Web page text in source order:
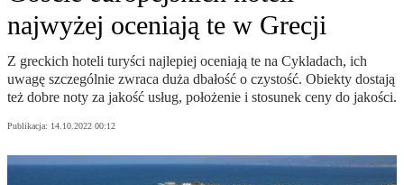
najwyżej oceniają te w Grecji
Z greckich hoteli turyści najlepiej oceniają te na Cykladach, ich
uwagę szczególnie zwraca duża dbałość o czystość. Obiekty dostają
też dobre noty za jakość usług, położenie i stosunek ceny do jakości.
Publikacja: 14.10.2022 00:12